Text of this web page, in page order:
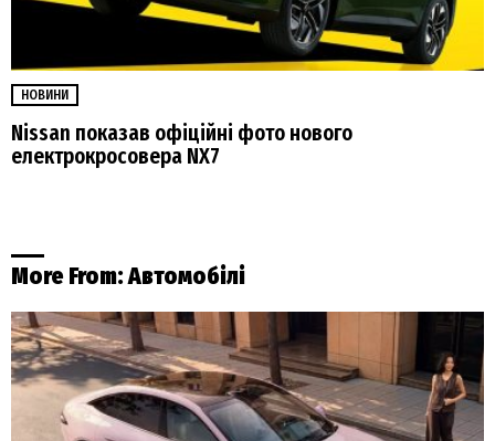
НОВИНИ
Nissan показав офіційні фото нового
електрокросовера NX7
More From:Автомобілі